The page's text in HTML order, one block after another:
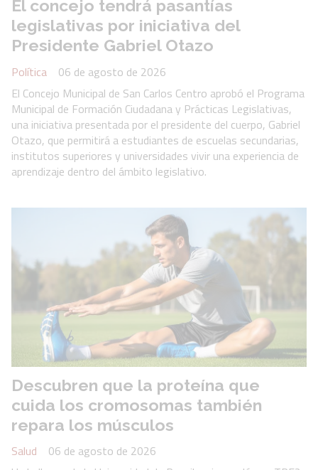
El concejo tendrá pasantías
legislativas por iniciativa del
Presidente Gabriel Otazo
Política
06 de agosto de 2026
El Concejo Municipal de San Carlos Centro aprobó el Programa
Municipal de Formación Ciudadana y Prácticas Legislativas,
una iniciativa presentada por el presidente del cuerpo, Gabriel
Otazo, que permitirá a estudiantes de escuelas secundarias,
institutos superiores y universidades vivir una experiencia de
aprendizaje dentro del ámbito legislativo.
Descubren que la proteína que
cuida los cromosomas también
repara los músculos
Salud
06 de agosto de 2026